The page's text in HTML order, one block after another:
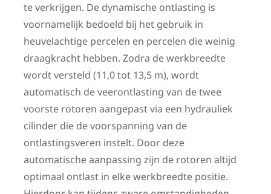
te verkrijgen. De dynamische ontlasting is
voornamelijk bedoeld bij het gebruik in
heuvelachtige percelen en percelen die weinig
draagkracht hebben. Zodra de werkbreedte
wordt versteld (11,0 tot 13,5 m), wordt
automatisch de veerontlasting van de twee
voorste rotoren aangepast via een hydrauliek
cilinder die de voorspanning van de
ontlastingsveren instelt. Door deze
automatische aanpassing zijn de rotoren altijd
optimaal ontlast in elke werkbreedte positie.